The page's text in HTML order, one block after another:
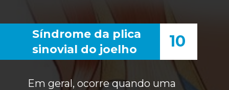
Síndrome da plica
sinovial do joelho
Em geral, ocorre quando uma
10